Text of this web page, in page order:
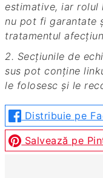
estimative, iar rolul
nu pot fi garantate
tratamentul
2. Secțiunile de echipamente și ingrediente de mai
sus pot conține
le folosesc și le
Distribuie pe
Salvează pe